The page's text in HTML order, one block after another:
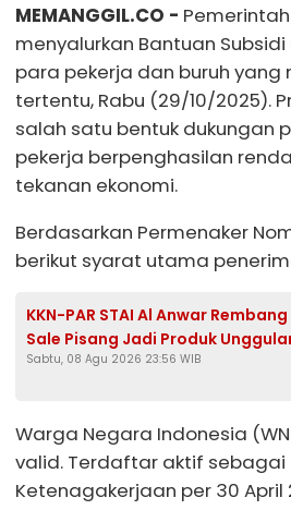
MEMANGGIL.CO -
menyalurkan Bantuan Subsidi
para pekerja dan buruh yang
tertentu, Rabu (29/10/2025).
salah satu bentuk dukungan
pekerja berpenghasilan
tekanan ekonomi.
Berdasarkan Permenaker
berikut syarat utama
KKN-PAR STAI Al Anwar
Sale Pisang Jadi Produk
Bondol Bojonegoro
Sabtu, 08 Agu 2026 23:56 WIB
Warga Negara Indonesia
valid. Terdaftar aktif sebagai
Ketenagakerjaan per 30 April